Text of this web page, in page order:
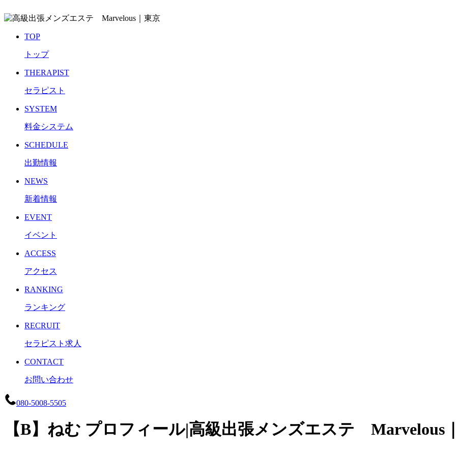
TOP
トップ
THERAPIST
セラピスト
SYSTEM
料金システム
SCHEDULE
出勤情報
NEWS
新着情報
EVENT
イベント
ACCESS
アクセス
RANKING
ランキング
RECRUIT
セラピスト求人
CONTACT
お問い合わせ
080-5008-5505
【B】ねむ プロフィール|高級出張メンズエステ Marvelous